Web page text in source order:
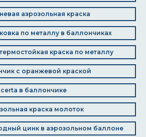
аэрозольная краска
по металлу в баллончиках
краска по металлу
с оранжевой краской
certa в баллончике
краска молоток
цинк в аэрозольном баллоне